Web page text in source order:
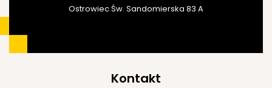
Ostrowiec Św. Sandomierska 83 A
Kontakt